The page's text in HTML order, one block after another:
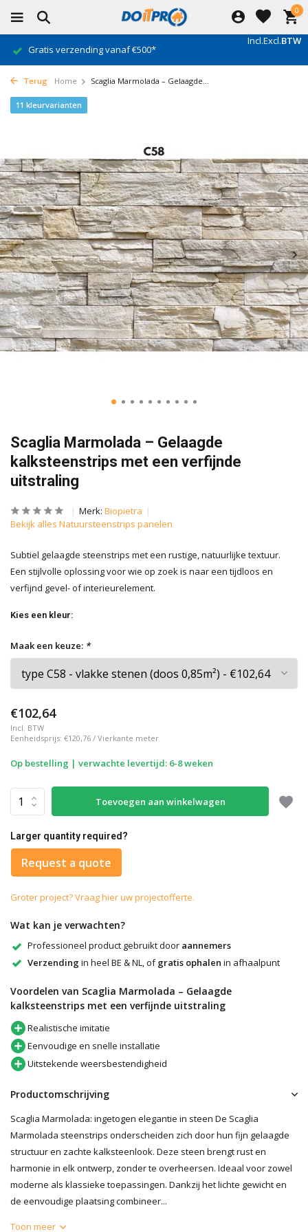
0
Incl.Excl.BTW
Gratis verzending vanaf €500*
Terug Home Scaglia Marmolada – Gelaagde...
Scaglia Marmolada – Gelaagde
kalksteenstrips met een verfijnde
uitstraling
11 kleurvarianten
Merk: Biopietra
Bekijk alles Natuursteenstrips panelen
Subtiel gelaagde steenstrips met een rustige, natuurlijke textuur.
Een stijlvolle oplossing voor wie op zoek is naar een tijdloos en
verfijnd gevel- of interieurelement.
Kies een kleur:
Maak een keuze: *
€102,64
Incl. BTW
Eenheidsprijs: €120,76 / Vierkante meter
Op bestelling | verwachte levertijd: 6-8 weken
Toevoegen aan winkelwagen
Larger quantity required?
Request a quote
Groter project? Vraag hier uw projectofferte.
Wat kan je verwachten?
Professioneel product gebruikt door aannemers
Verzending in heel BE & NL, ofgratis ophalen in afhaalpunt
Voordelen van Scaglia Marmolada – Gelaagde
kalksteenstrips met een verfijnde uitstraling
Realistische imitatie
Eenvoudige en snelle installatie
Uitstekende weersbestendigheid
Productomschrijving
Scaglia Marmolada: ingetogen elegantie in steen De Scaglia
Marmolada steenstrips onderscheiden zich door hun fijn gelaagde
structuur en zachte kalksteenlook. Deze steen brengt rust en
harmonie in elk ontwerp, zonder te overheersen. Ideaal voor zowel
moderne als klassieke toepassingen. Dankzij het lichte gewicht en
de eenvoudige plaatsing combineer...
Toon meer